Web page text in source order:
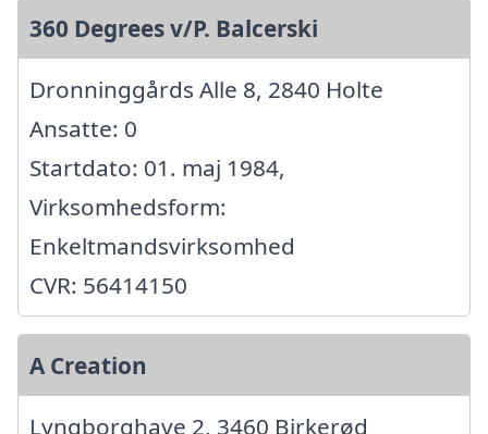
360 Degrees v/P. Balcerski
Dronninggårds Alle 8, 2840 Holte
Ansatte: 0
Startdato: 01. maj 1984,
Virksomhedsform:
Enkeltmandsvirksomhed
CVR: 56414150
A Creation
Lyngborghave 2, 3460 Birkerød